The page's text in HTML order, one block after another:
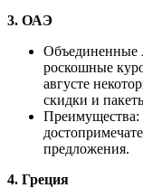
3. ОАЭ
Объединенные
роскошные
августе
скидки и
Преимущества:
предложения.
4. Греция